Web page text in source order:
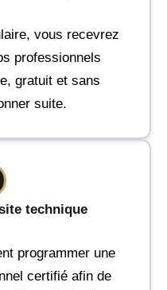
vous recevrez
professionnels
gratuit et sans
suite.
technique
programmer une
certifié afin de